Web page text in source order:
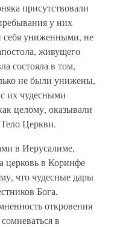
присутствовали
у них
себя униженными, не
живущего
состояла в том,
не были унижены,
их чудесными
целому, оказывали
Тело Церкви.
в Иерусалиме,
церковь в Коринфе
что чудесные дары
Бога,
откровения
в